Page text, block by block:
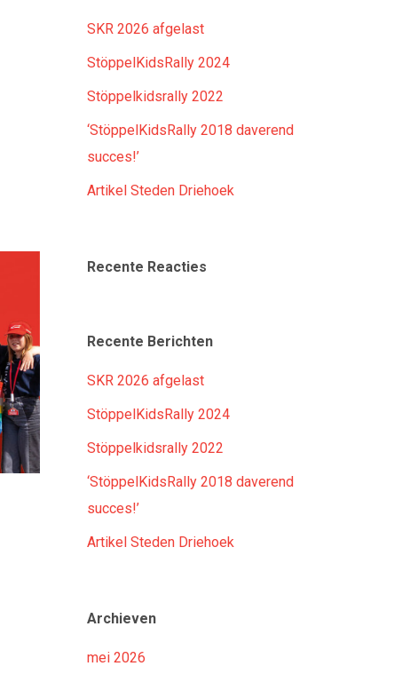
SKR 2026 afgelast
StöppelKidsRally 2024
Stöppelkidsrally 2022
‘StöppelKidsRally 2018 daverend
succes!’
Artikel Steden Driehoek
Recente Reacties
Recente Berichten
SKR 2026 afgelast
StöppelKidsRally 2024
Stöppelkidsrally 2022
‘StöppelKidsRally 2018 daverend
succes!’
Artikel Steden Driehoek
Archieven
mei 2026